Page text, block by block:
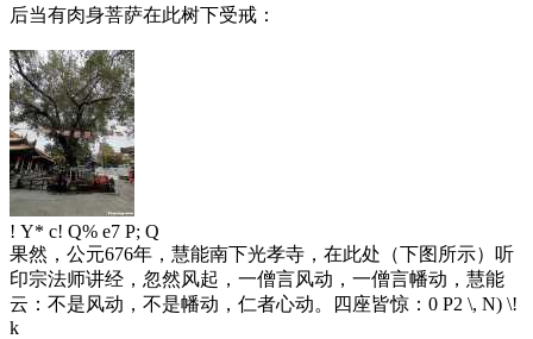
后当有肉身菩萨在此树下受戒：
! Y* c! Q% e7 P; Q
果然，公元676年，慧能南下光孝寺，在此处（下图所示）听
印宗法师讲经，忽然风起，一僧言风动，一僧言幡动，慧能
云：不是风动，不是幡动，仁者心动。四座皆惊： 0 P2 \, N) \!
k